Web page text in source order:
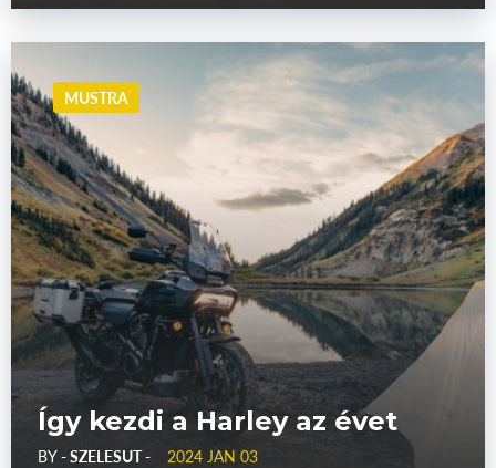
MUSTRA
Így kezdi a Harley az évet
BY- SZELESUT - 2024 JAN 03